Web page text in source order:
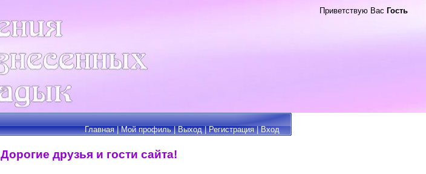
Приветствую Вас Гость
Главная|Мой профиль|Выход|Регистрация|Вход
Дорогие друзья и гости сайта!